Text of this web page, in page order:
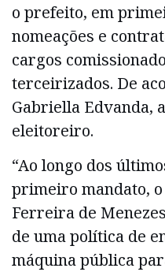
o prefeito, em
nomeações e
cargos
terceirizados. De
Gabriella Edvanda,
eleitoreiro.
“Ao longo dos
primeiro mandato,
Ferreira de
de uma política de
máquina pública